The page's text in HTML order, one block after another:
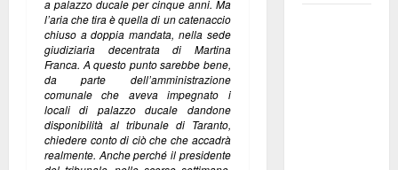
a palazzo ducale per cinque anni. Ma
l’aria che tira è quella di un catenaccio
chiuso a doppia mandata, nella sede
giudiziaria decentrata di Martina
Franca. A questo punto sarebbe bene,
da parte dell’amministrazione
comunale che aveva impegnato i
locali di palazzo ducale dandone
disponibilità al tribunale di Taranto,
chiedere conto di ciò che che accadrà
realmente. Anche perché il presidente